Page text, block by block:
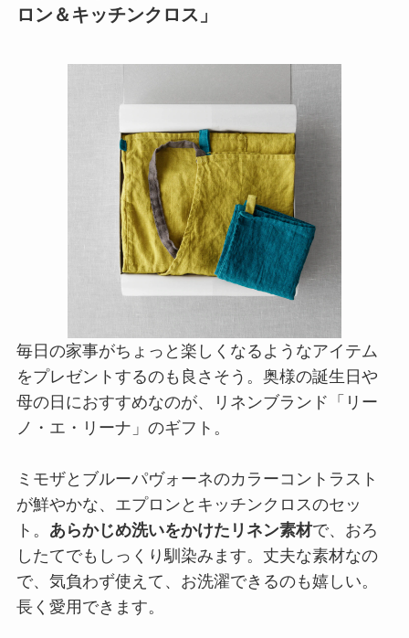
ロン＆キッチンクロス」
毎日の家事がちょっと楽しくなるようなアイテム
をプレゼントするのも良さそう。奥様の誕生日や
母の日におすすめなのが、リネンブランド「リー
ノ・エ・リーナ」のギフト。
ミモザとブルーパヴォーネのカラーコントラスト
が鮮やかな、エプロンとキッチンクロスのセッ
ト。 あらかじめ洗いをかけたリネン素材で、おろ
したてでもしっくり馴染みます。丈夫な素材なの
で、気負わず使えて、お洗濯できるのも嬉しい。
長く愛用できます。